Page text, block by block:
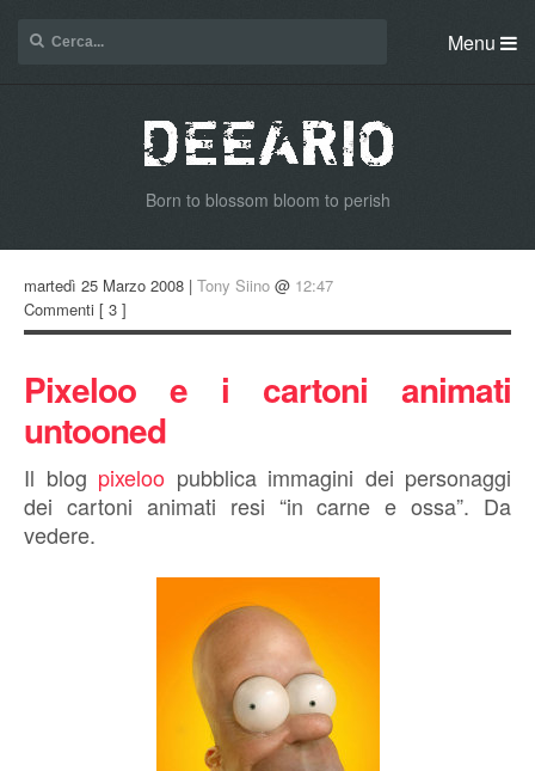
Menu
Born to blossom bloom to perish
martedì 25 Marzo 2008 | Tony Siino @ 12:47
Commenti [ 3 ]
Pixeloo e i cartoni animati
untooned
Il blog pixeloo pubblica immagini dei personaggi
dei cartoni animati resi “in carne e ossa”. Da
vedere.